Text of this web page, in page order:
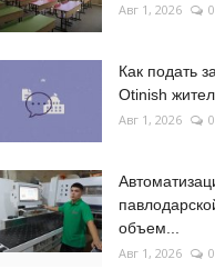
Авг 1, 2026 0
Как подать
Otinish
Авг 1, 2026 0
объем...
Авг 1, 2026 0